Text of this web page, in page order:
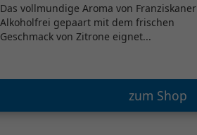
Das vollmundige Aroma von Franziskaner
Alkoholfrei gepaart mit dem frischen
Geschmack von Zitrone eignet...
zum Shop